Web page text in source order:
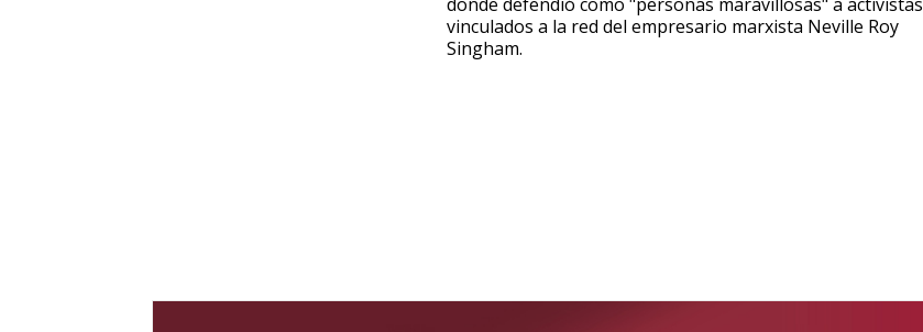
vinculados a la red del empresario marxista Neville Roy
Singham.